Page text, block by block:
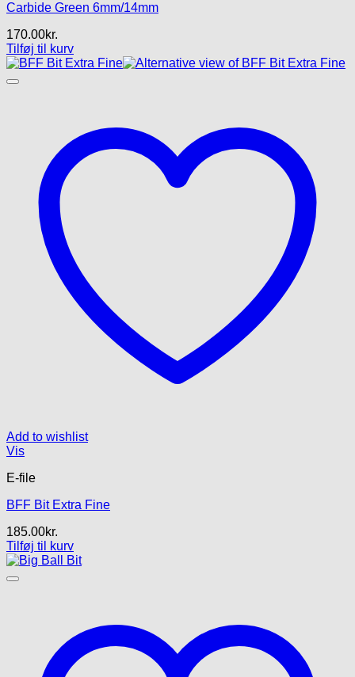
Carbide Green 6mm/14mm
170.00kr.
Tilføj til kurv
Add to wishlist
Vis
E-file
BFF Bit Extra Fine
185.00kr.
Tilføj til kurv